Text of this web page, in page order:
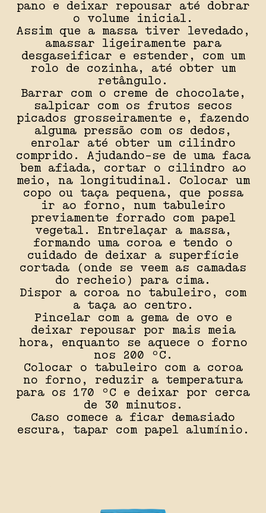
pano e deixar repousar até dobrar
o volume inicial.
Assim que a massa tiver levedado,
amassar ligeiramente para
desgaseificar e estender, com um
rolo de cozinha, até obter um
retângulo.
Barrar com o creme de chocolate,
salpicar com os frutos secos
picados grosseiramente e, fazendo
alguma pressão com os dedos,
enrolar até obter um cilindro
comprido. Ajudando-se de uma faca
bem afiada, cortar o cilindro ao
meio, na longitudinal. Colocar um
copo ou taça pequena, que possa
ir ao forno, num tabuleiro
previamente forrado com papel
vegetal. Entrelaçar a massa,
formando uma coroa e tendo o
cuidado de deixar a superfície
cortada (onde se veem as camadas
do recheio) para cima.
Dispor a coroa no tabuleiro, com
a taça ao centro.
Pincelar com a gema de ovo e
deixar repousar por mais meia
hora, enquanto se aquece o forno
nos 200 ºC.
Colocar o tabuleiro com a coroa
no forno, reduzir a temperatura
para os 170 ºC e deixar por cerca
de 30 minutos.
Caso comece a ficar demasiado
escura, tapar com papel alumínio.